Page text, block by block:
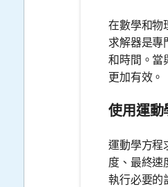
在數學和物
求解器是專
和時間。當
更加有效。
使用運動
運動學方程
度、最終速
執行必要的